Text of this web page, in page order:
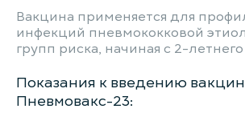
Вакцина применяется для
инфекций пневмококковой
групп риска, начиная с 2-летнего
Показания к введению
Пневмовакс-23: